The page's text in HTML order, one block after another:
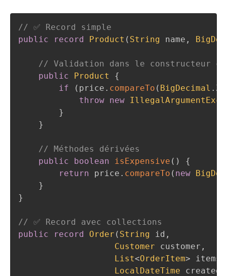
// ✅ Record simple
public
record Product ( String name ,
// Validation dans le constructeur
public
Product
{
if
( price . compareTo ( BigDecimal .
throw new
}
}
// Méthodes dérivées
public
boolean isExpensive ( )
{
return price . compareTo ( new
}
}
// ✅ Record avec collections
public
record Order ( String id ,
Customer customer ,
List<OrderItem> items
LocalDateTime